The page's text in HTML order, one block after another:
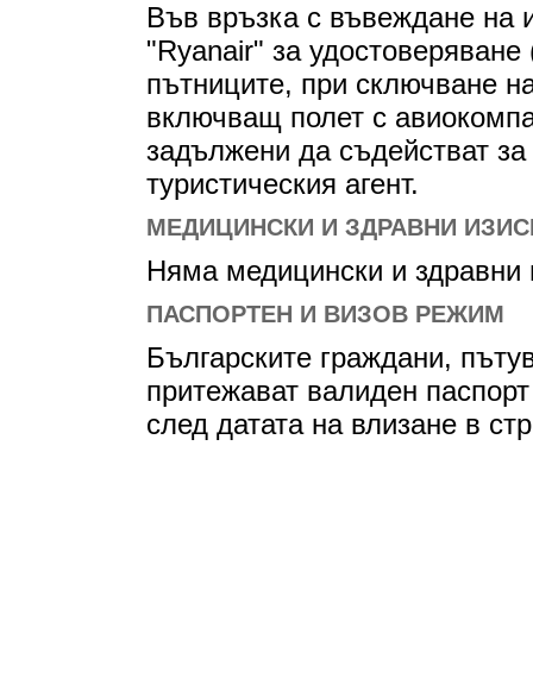
Във връзка с въвеждане на
"Ryanair" за
пътниците, при сключване
включващ полет с
задължени да съдействат
туристическия агент.
МЕДИЦИНСКИ И ЗДРАВНИ
Няма медицински и здравни
ПАСПОРТЕН И ВИЗОВ РЕЖИМ
Българските граждани,
притежават валиден
след датата на влизане в